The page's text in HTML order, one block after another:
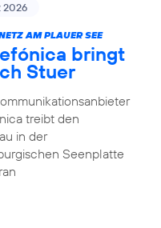
2026
AM PLAUER SEE
bringt
Stuer
treibt den
in der
Seenplatte